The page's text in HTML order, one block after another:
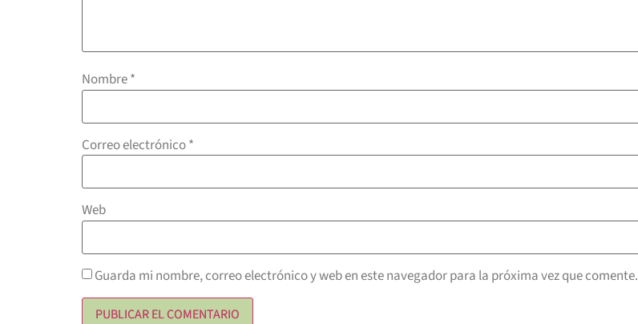
Nombre*
Correo electrónico*
Web
Guarda mi nombre, correo electrónico y web en este navegador para la próxima vez que comente.